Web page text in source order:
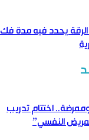
يحدد فيه مدة فك
ممرضاً وممرضة.. اختتام تدريب
النفسي”